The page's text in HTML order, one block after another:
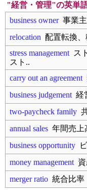
"経営・管理"の英単
business owner事業主
relocation 配置転換
stress management ス
スト..
carry out an agreement
business judgement 経
two-paycheck family
annual sales 年間売上
business opportunity
money management
merger ratio 統合比率